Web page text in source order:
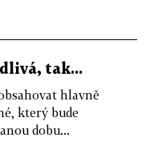
tak...
hlavně
který bude
dobu...